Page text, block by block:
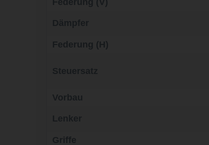
Federung (V)
Federung (H)
Vorbau
Griffe